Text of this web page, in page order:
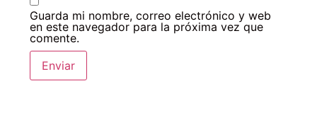
Guarda mi nombre, correo electrónico y web
en este navegador para la próxima vez que
comente.